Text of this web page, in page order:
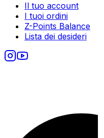
Il tuo account
I tuoi ordini
Z-Points Balance
Lista dei desideri